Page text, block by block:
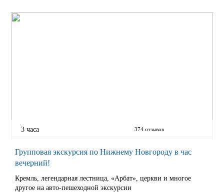
3 часа 374 отзывов
Групповая экскурсия по Нижнему Новгороду в час
вечерний!
Кремль, легендарная лестница, «Арбат», церкви и многое
другое на авто-пешеходной экскурсии